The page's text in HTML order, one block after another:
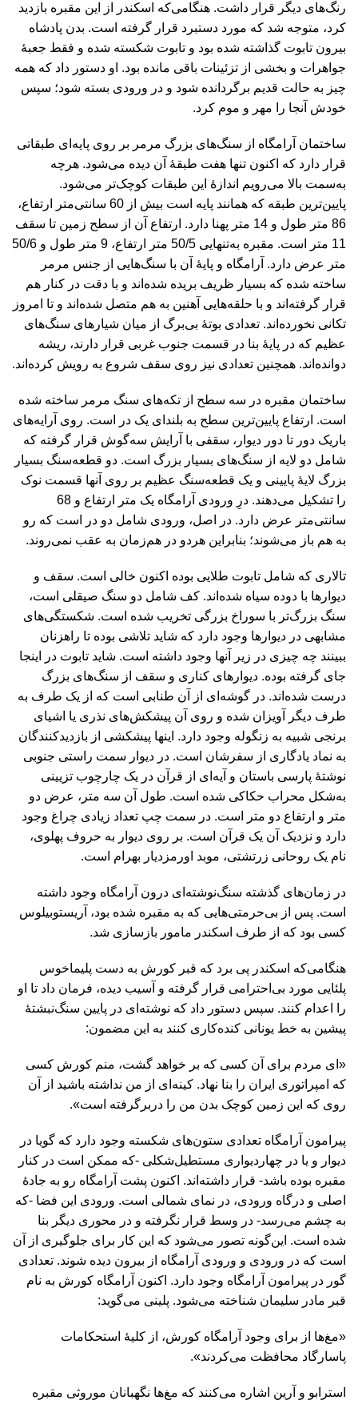
رنگ‌های دیگر قرار داشت. هنگامی‌که اسکندر از این مقبره بازدید
کرد، متوجه شد که مورد دستبرد قرار گرفته است. بدن پادشاه
بیرون تابوت گذاشته شده بود و تابوت شکسته شده و فقط جعبۀ
جواهرات و بخشی از تزئینات باقی مانده بود. او دستور داد که همه
چیز به حالت قدیم برگردانده شود و در ورودی بسته شود؛ سپس
خودش آنجا را مهر و موم کرد.
ساختمان آرامگاه از سنگ‌های بزرگ مرمر بر روی پایه‌ای طبقاتی
قرار دارد که اکنون تنها هفت طبقۀ آن دیده می‌شود. هرچه
به‌سمت بالا می‌رویم اندازۀ این طبقات کوچک‌تر می‌شود.
پایین‌ترین طبقه که همانند پایه است بیش از 60 سانتی‌متر ارتفاع،
86 متر طول و 14 متر پهنا دارد. ارتفاع آن از سطح زمین تا سقف
11 متر است. مقبره به‌تنهایی 50/5 متر ارتفاع، 9 متر طول و 50/6
متر عرض دارد. آرامگاه و پایۀ آن با سنگ‌هایی از جنس مرمر
ساخته شده که بسیار ظریف بریده شده‌اند و با دقت در کنار هم
قرار گرفته‌اند و با حلقه‌هایی آهنین به هم متصل شده‌اند و تا امروز
تکانی نخورده‌اند. تعدادی بوتۀ بی‌برگ از میان شیارهای سنگ‌های
عظیم که در پایۀ بنا در قسمت جنوب غربی قرار دارند، ریشه
دوانده‌اند. همچنین تعدادی نیز روی سقف شروع به رویش کرده‌اند.
ساختمان مقبره در سه سطح از تکه‌های سنگ مرمر ساخته شده
است. ارتفاع پایین‌ترین سطح به بلندای یک در است. روی آرایه‌های
باریک دور تا دور دیوار، سقفی با آرایش سه‌گوش قرار گرفته که
شامل دو لایه از سنگ‌های بسیار بزرگ است. دو قطعه‌سنگ بسیار
بزرگ لایۀ پایینی و یک قطعه‌سنگ عظیم بر روی آنها قسمت نوک
را تشکیل می‌دهند. درِ ورودی آرامگاه یک متر ارتفاع و 68
سانتی‌متر عرض دارد. در اصل، ورودی شامل دو در است که رو
به هم باز می‌شوند؛ بنابراین هردو در هم‌زمان به عقب نمی‌روند.
تالاری که شامل تابوت طلایی بوده اکنون خالی است. سقف و
دیوارها با دوده سیاه شده‌اند. کف شامل دو سنگ صیقلی است،
سنگ بزرگ‌تر با سوراخ بزرگی تخریب شده است. شکستگی‌های
مشابهی در دیوارها وجود دارد که شاید تلاشی بوده تا راهزنان
ببینند چه چیزی در زیر آنها وجود داشته است. شاید تابوت در اینجا
جای گرفته بوده. دیوارهای کناری و سقف از سنگ‌های بزرگ
درست شده‌اند. در گوشه‌ای از آن طنابی است که از یک طرف به
طرف دیگر آویزان شده و روی آن پیشکش‌های نذری یا اشیای
برنجی شبیه به زنگوله وجود دارد. اینها پیشکشی از بازدیدکنندگان
به نماد یادگاری از سفرشان است. در دیوار سمت راستی جنوبی
نوشتۀ پارسی باستان و آیه‌ای از قرآن در یک چارچوب تزیینی
به‌شکل محراب حکاکی شده است. طول آن سه متر، عرض دو
متر و ارتفاع دو متر است. در سمت چپ تعداد زیادی چراغ وجود
دارد و نزدیک آن یک قرآن است. بر روی دیوار به حروف پهلوی،
نام یک روحانی زرتشتی، موبد اورمزدیار بهرام است.
در زمان‌های گذشته سنگ‌نوشته‌ای درون آرامگاه وجود داشته
است. پس از بی‌حرمتی‌هایی که به مقبره شده بود، آریستوبیلوس
کسی بود که از طرف اسکندر مامور بازسازی شد.
هنگامی‌که اسکندر پی برد که قبر کورش به دست پلیماخوس
پلئایی مورد بی‌احترامی قرار گرفته و آسیب‌ دیده، فرمان داد تا او
را اعدام کنند. سپس دستور داد که نوشته‌ای در پایین سنگ‌نبشتۀ
پیشین به خط یونانی کنده‌کاری کنند به این مضمون:
«ای مردم برای آن کسی که بر خواهد گشت، منم کورش کسی
که امپراتوری ایران را بنا نهاد. کینه‌ای از من نداشته باشید از آن
روی که این زمین کوچک بدن من را دربرگرفته است».
پیرامون آرامگاه تعدادی ستون‌های شکسته وجود دارد که گویا در
دیوار و یا در چهاردیواری مستطیل‌شکلی -که ممکن است در کنار
مقبره بوده باشد- قرار داشته‌اند. اکنون پشت آرامگاه رو به جادۀ
اصلی و درگاه ورودی، در نمای شمالی است. ورودی این فضا -که
به چشم می‌رسد- در وسط قرار نگرفته و در محوری دیگر بنا
شده است. این‌گونه تصور می‌شود که این کار برای جلوگیری از آن
است که در ورودی و ورودی آرامگاه از بیرون دیده شوند. تعدادی
گور در پیرامون آرامگاه وجود دارد. اکنون آرامگاه کورش به نام
قبر مادر سلیمان شناخته می‌شود. پلینی می‌گوید:
«مغ‌ها از برای وجود آرامگاه کورش، از کلیۀ استحکامات
پاسارگاد محافظت می‌کردند».
استرابو و آرین اشاره می‌کنند که مغ‌ها نگهبانان موروثی مقبره